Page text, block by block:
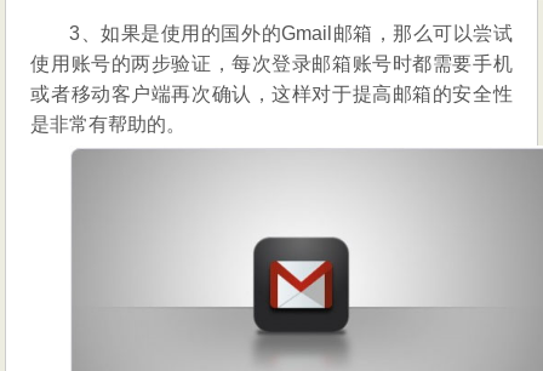
3、如果是使用的国外的Gmail邮箱，那么可以尝试
使用账号的两步验证，每次登录邮箱账号时都需要手机
或者移动客户端再次确认，这样对于提高邮箱的安全性
是非常有帮助的。